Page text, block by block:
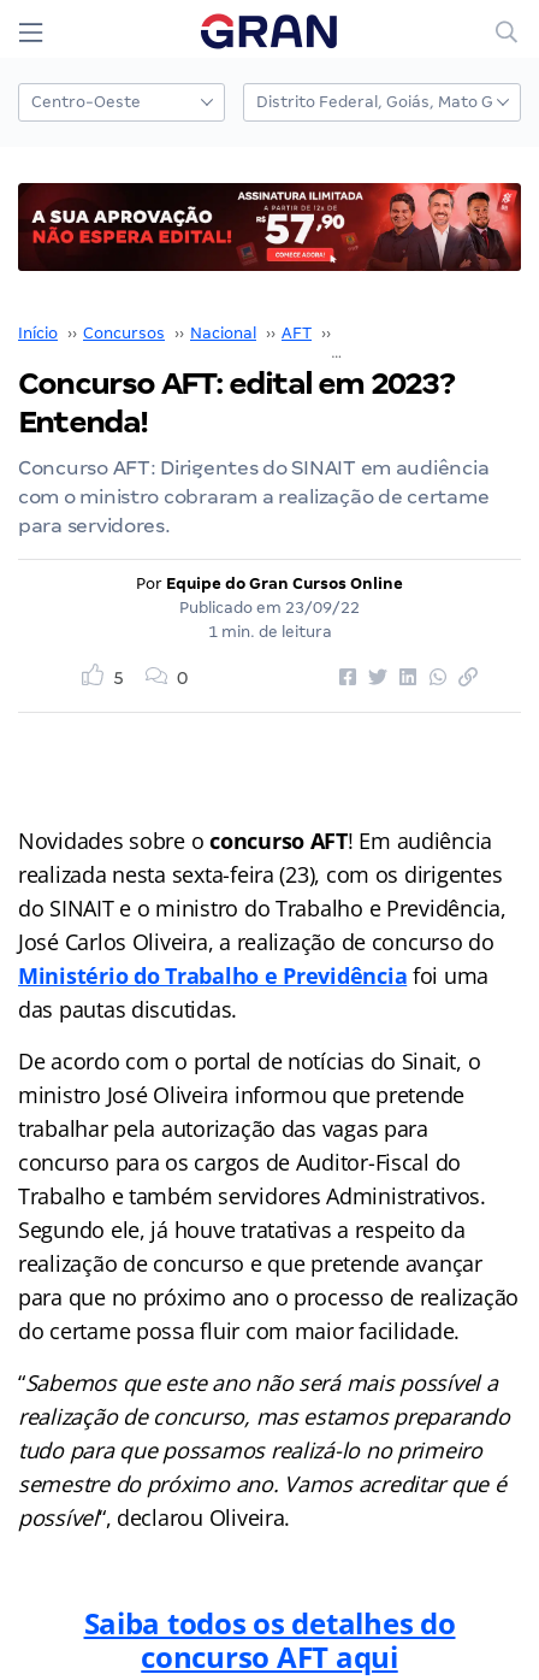
Início ›› Concursos ›› Nacional ›› AFT ››
Concurso AFT: edital em 2023?
Entenda!
Concurso AFT: Dirigentes do SINAIT em audiência
com o ministro cobraram a realização de certame
para servidores.
Por Equipe do Gran Cursos Online
Publicado em 23/09/22
1 min. de leitura
5 0
Novidades sobre oconcurso AFT! Em audiência
realizada nesta sexta-feira (23), com os dirigentes
do SINAIT e o ministro do Trabalho e Previdência,
José Carlos Oliveira, a realização de concurso do
Ministério do Trabalho e Previdência foi uma
das pautas discutidas.
De acordo com o portal de notícias do Sinait, o
ministro José Oliveira informou que pretende
trabalhar pela autorização das vagas para
concurso para os cargos de Auditor-Fiscal do
Trabalho e também servidores Administrativos.
Segundo ele, já houve tratativas a respeito da
realização de concurso e que pretende avançar
para que no próximo ano o processo de realização
do certame possa fluir com maior facilidade.
“Sabemos que este ano não será mais possível a
realização de concurso, mas estamos preparando
tudo para que possamos realizá-lo no primeiro
semestre do próximo ano. Vamos acreditar que é
possível“, declarou Oliveira.
Saiba todos os detalhes do
concurso AFT aqui